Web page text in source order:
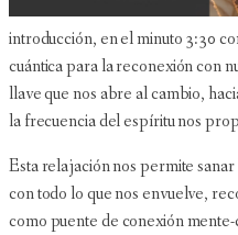
introducción, en el minuto 3:30
cuántica para la reconexión con
llave que nos abre al cambio,
la frecuencia del espíritu nos
Esta relajación nos permite
con todo lo que nos envuelve,
como puente de conexión